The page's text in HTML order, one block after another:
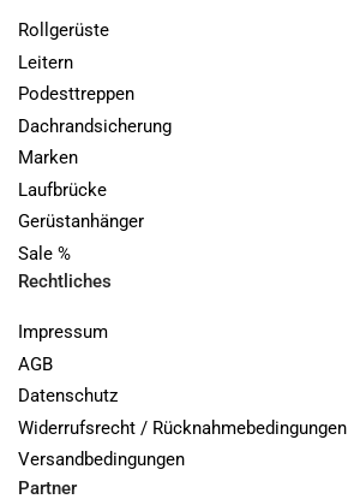
Rollgerüste
Leitern
Podesttreppen
Dachrandsicherung
Marken
Laufbrücke
Gerüstanhänger
Sale %
Rechtliches
Impressum
AGB
Datenschutz
Widerrufsrecht / Rücknahmebedingungen
Versandbedingungen
Partner